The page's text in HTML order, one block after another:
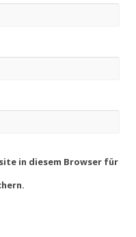
in diesem Browser für